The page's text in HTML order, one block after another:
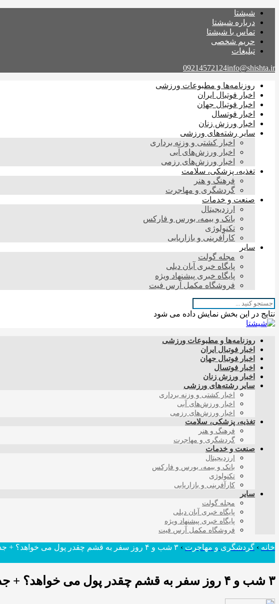
شیشتا
درباره شیشتا
تماس با شیشتا
حریم شخصی
تبلیغات
09214572124info@shishta.ir
روزنامه‌ها و مطبوعات ورزشی
اخبار فوتبال ایران
اخبار فوتبال جهان
اخبار فوتسال
اخبار ورزش زنان
سایر رشته‌های ورزشی
اخبار کشتی و وزنه برداری
اخبار ورزش‌های آبی
اخبار ورزش‌های رزمی
تغذیه، پزشکی، سلامت
فرهنگ و هنر
گردشگری و مهاجرت
صنعت و خدمات
ارزدیجیتال
بانک و بیمه، بورس و فارکس
تکنولوژی
کارآفرینی و بازاریابی
سایر
مجله گولت
پایگاه خبری آبان دیلی
پایگاه خبری پیشنهاد ویژه
فروشگاه مکمل آرس فیت
نتایج در این بخش نمایش داده می شود
روزنامه‌ها و مطبوعات ورزشی
اخبار فوتبال ایران
اخبار فوتبال جهان
اخبار فوتسال
اخبار ورزش زنان
سایر رشته‌های ورزشی
اخبار کشتی و وزنه برداری
اخبار ورزش‌های آبی
اخبار ورزش‌های رزمی
تغذیه، پزشکی، سلامت
فرهنگ و هنر
گردشگری و مهاجرت
صنعت و خدمات
ارزدیجیتال
بانک و بیمه، بورس و فارکس
تکنولوژی
کارآفرینی و بازاریابی
سایر
مجله گولت
پایگاه خبری آبان دیلی
پایگاه خبری پیشنهاد ویژه
فروشگاه مکمل آرس فیت
خانه › گردشگری و مهاجرت › ۳ شب و ۴ روز سفر به قشم چقدر پول می خواهد؟ + جدول
۳ شب و ۴ روز سفر به قشم چقدر پول می خواهد؟ + جدول